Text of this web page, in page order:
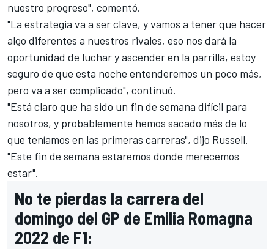
nuestro progreso", comentó.
"La estrategia va a ser clave, y vamos a tener que hacer
algo diferentes a nuestros rivales, eso nos dará la
oportunidad de luchar y ascender en la parrilla, estoy
seguro de que esta noche entenderemos un poco más,
pero va a ser complicado", continuó.
"Está claro que ha sido un fin de semana difícil para
nosotros, y probablemente hemos sacado más de lo
que teníamos en las primeras carreras", dijo Russell.
"Este fin de semana estaremos donde merecemos
estar".
No te pierdas la carrera del
domingo del GP de Emilia Romagna
2022 de F1: